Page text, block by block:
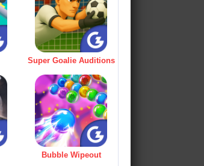
Super Goalie Auditions
Bubble Wipeout